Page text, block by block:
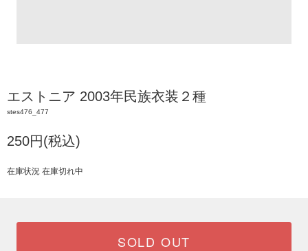
エストニア 2003年民族衣装２種
stes476_477
250円(税込)
在庫状況 在庫切れ中
SOLD OUT